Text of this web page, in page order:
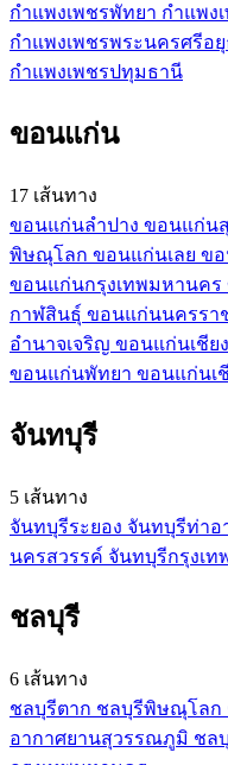
กำแพงเพชรพัทยา กำแพง
กำแพงเพชรพระนครศรีอยุ
กำแพงเพชรปทุมธานี
ขอนแก่น
17 เส้นทาง
ขอนแก่นลำปาง ขอนแก่น
พิษณุโลก ขอนแก่นเลย ข
ขอนแก่นกรุงเทพมหานคร
กาฬสินธุ์ ขอนแก่นนครรา
อำนาจเจริญ ขอนแก่นเชีย
ขอนแก่นพัทยา ขอนแก่นเ
จันทบุรี
5 เส้นทาง
จันทบุรีระยอง จันทบุรีท่าอ
นครสวรรค์ จันทบุรีกรุงเ
ชลบุรี
6 เส้นทาง
ชลบุรีตาก ชลบุรีพิษณุโลก
อากาศยานสุวรรณภูมิ ชล